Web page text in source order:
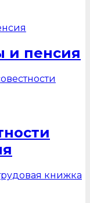
и пенсия